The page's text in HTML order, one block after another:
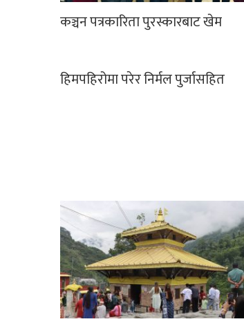
कञ्चन पत्रकारिता पुरस्कारबाट खेम
हिमपहिरोमा परेर निर्मल पुर्जासहित